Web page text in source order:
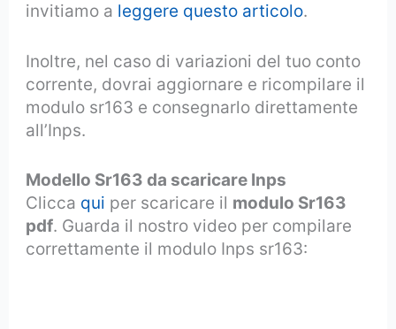
invitiamo a leggere questo articolo.
Inoltre, nel caso di variazioni del tuo conto
corrente, dovrai aggiornare e ricompilare il
modulo sr163 e consegnarlo direttamente
all’Inps.
Modello Sr163 da scaricare Inps
Clicca qui per scaricare il modulo Sr163
pdf. Guarda il nostro video per compilare
correttamente il modulo Inps sr163: